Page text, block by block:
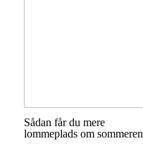
Sådan får du mere
lommeplads om sommeren